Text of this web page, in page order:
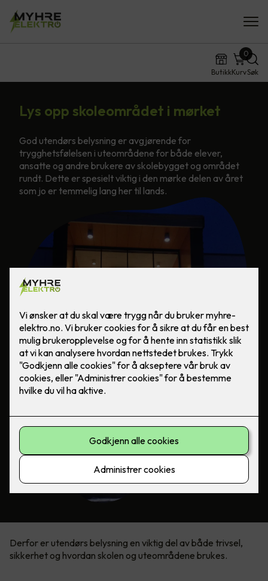
ButikkKurv
0
Søk
Lys opp skoleområdet i mørket
God utendørs belysning er avgjørende for
trygghetsfølelsen i uteområdene for både elever,
ansatte og andre brukere av skolebygget og området
rundt. Dette er spesielt viktig i den mørke delen av året
som jo er temmelig lang her til lands.
Derfor er utendørs belysning en viktig del av både trivsel,
sikkerhet og hvordan skolen og uteområdene brukes.